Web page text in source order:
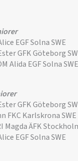
EGF Solna SWE
GFK Göteborg
Alida EGF Solna SWE
GFK Göteborg
FKC Karlskrona SWE
Magda ÄFK
EGF Solna SWE